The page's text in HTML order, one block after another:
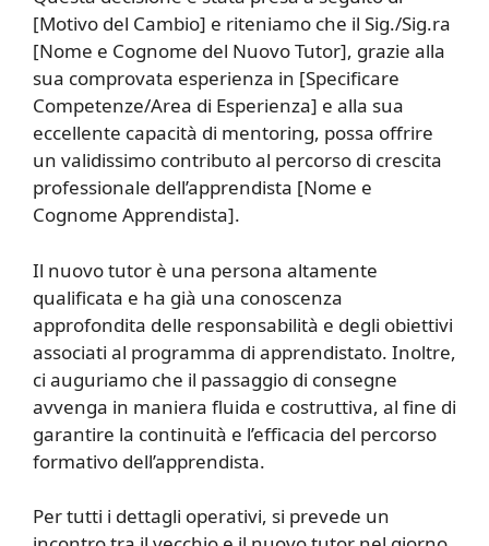
[Motivo del Cambio] e riteniamo che il Sig./Sig.ra
[Nome e Cognome del Nuovo Tutor], grazie alla
sua comprovata esperienza in [Specificare
Competenze/Area di Esperienza] e alla sua
eccellente capacità di mentoring, possa offrire
un validissimo contributo al percorso di crescita
professionale dell’apprendista [Nome e
Cognome Apprendista].
Il nuovo tutor è una persona altamente
qualificata e ha già una conoscenza
approfondita delle responsabilità e degli obiettivi
associati al programma di apprendistato. Inoltre,
ci auguriamo che il passaggio di consegne
avvenga in maniera fluida e costruttiva, al fine di
garantire la continuità e l’efficacia del percorso
formativo dell’apprendista.
Per tutti i dettagli operativi, si prevede un